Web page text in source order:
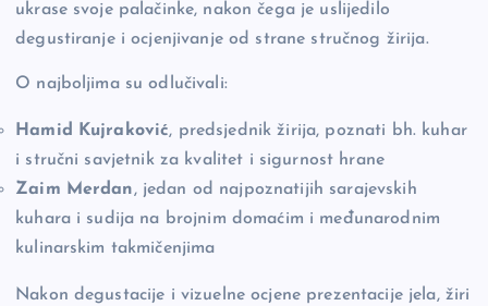
ukrase svoje palačinke, nakon čega je uslijedilo
degustiranje i ocjenjivanje od strane stručnog žirija.
O najboljima su odlučivali:
Hamid Kujraković, predsjednik žirija, poznati bh. kuhar
i stručni savjetnik za kvalitet i sigurnost hrane
Zaim Merdan, jedan od najpoznatijih sarajevskih
kuhara i sudija na brojnim domaćim i međunarodnim
kulinarskim takmičenjima
Nakon degustacije i vizuelne ocjene prezentacije jela, žiri